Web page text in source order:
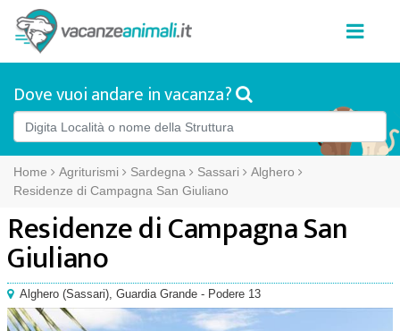
Dove vuoi andare in vacanza?
Home Agriturismi Sardegna Sassari
Alghero
Residenze di Campagna San Giuliano
Residenze di Campagna San
Giuliano
Alghero (Sassari), Guardia Grande - Podere 13